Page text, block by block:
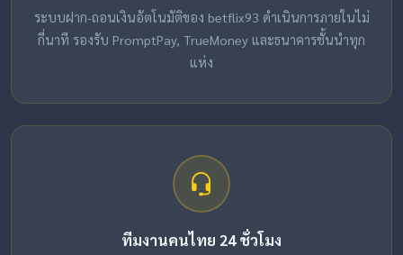
ระบบฝาก-ถอนเงินอัตโนมัติของ betflix93 ดำเนินการภายในไม่
กี่นาที รองรับ PromptPay, TrueMoney และธนาคารชั้นนำทุก
แห่ง
ทีมงานคนไทย 24 ชั่วโมง